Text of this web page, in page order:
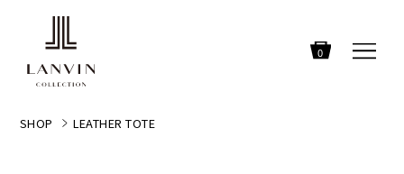
0
SHOP LEATHER TOTE